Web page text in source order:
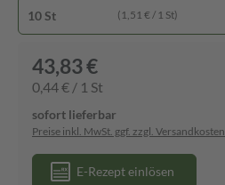
10 St (1,51 € / 1 St)
43,83 €
0,44 € / 1 St
sofort lieferbar
Preise inkl. MwSt. ggf. zzgl. Versandkosten
E-Rezept einlösen